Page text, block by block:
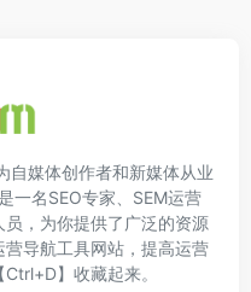
自媒体创作者和新媒体从业
一名SEO专家、SEM运营
，为你提供了广泛的资源
导航工具网站，提高运营
】收藏起来。